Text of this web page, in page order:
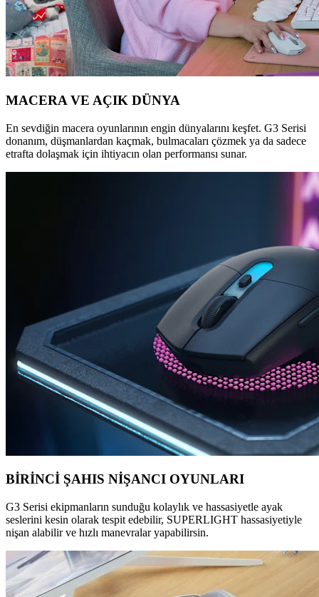
MACERA VE AÇIK DÜNYA
En sevdiğin macera oyunlarının engin dünyalarını keşfet. G3 Serisi
donanım, düşmanlardan kaçmak, bulmacaları çözmek ya da sadece
etrafta dolaşmak için ihtiyacın olan performansı sunar.
BİRİNCİ ŞAHIS NİŞANCI OYUNLARI
G3 Serisi ekipmanların sunduğu kolaylık ve hassasiyetle ayak
seslerini kesin olarak tespit edebilir, SUPERLIGHT hassasiyetiyle
nişan alabilir ve hızlı manevralar yapabilirsin.